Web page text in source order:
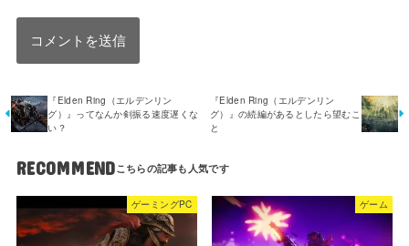
『Elden Ring（エルデンリン
グ）』ってなんか剣振る速度遅くな
い？
『Elden Ring（エルデンリン
グ）』の続編があるとしたら望むこ
と
RECOMMEND
ゲーミングPC ゲーム